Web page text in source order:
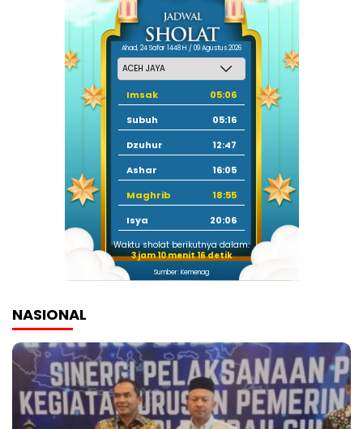
Ahad, 24 Safar 1448 H / 09 Agustus 2026
Imsak
05:06
Subuh
05:16
Dzuhur
12:47
Ashar
16:05
Maghrib
18:55
Isya
20:06
Waktu sholat berikutnya dalam:
3 jam 10 menit 15 detik
Sumber: Kemenag
NASIONAL